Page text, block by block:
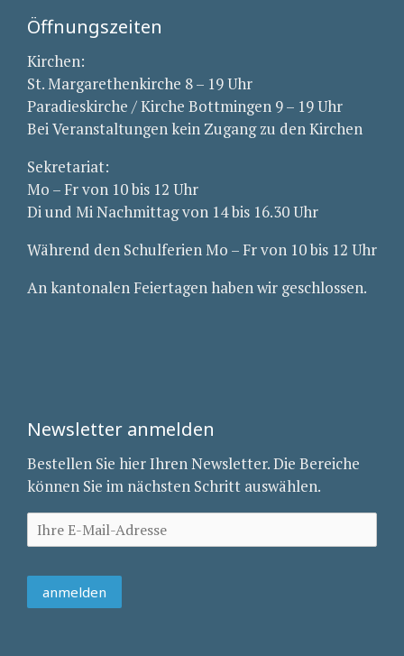
Öffnungszeiten
Kirchen:
St. Margarethenkirche 8 – 19 Uhr
Paradieskirche / Kirche Bottmingen 9 – 19 Uhr
Bei Veranstaltungen kein Zugang zu den Kirchen
Sekretariat:
Mo – Fr von 10 bis 12 Uhr
Di und Mi Nachmittag von 14 bis 16.30 Uhr
Während den Schulferien Mo – Fr von 10 bis 12 Uhr
An kantonalen Feiertagen haben wir geschlossen.
Newsletter anmelden
Bestellen Sie hier Ihren Newsletter. Die Bereiche
können Sie im nächsten Schritt auswählen.